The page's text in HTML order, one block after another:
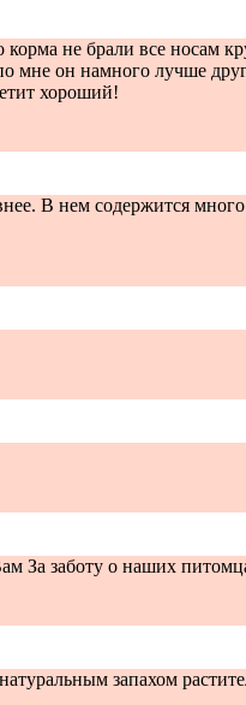
не брали все носам
мне он намного лучше
хороший!
В нем содержится
За заботу о наших
запахом